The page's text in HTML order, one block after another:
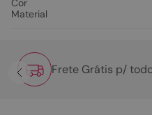
Cor
Material
Frete Grátis p/